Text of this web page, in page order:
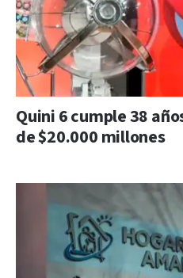
Quini 6 cumple 38
de $20.000 millones